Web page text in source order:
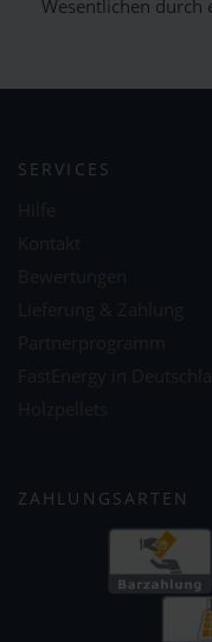
Wesentlichen durch
SERVICES
ZAHLUNGSARTEN